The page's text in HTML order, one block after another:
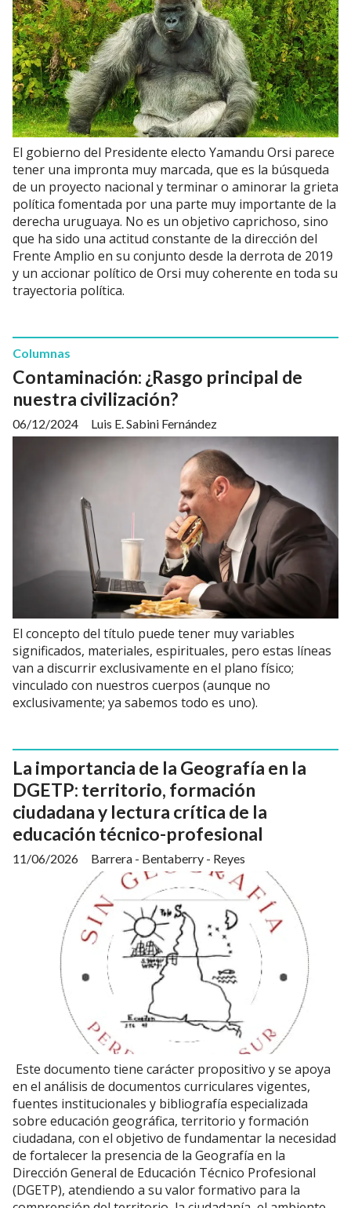
El gobierno del Presidente electo Yamandu Orsi parece
tener una impronta muy marcada, que es la búsqueda
de un proyecto nacional y terminar o aminorar la grieta
política fomentada por una parte muy importante de la
derecha uruguaya. No es un objetivo caprichoso, sino
que ha sido una actitud constante de la dirección del
Frente Amplio en su conjunto desde la derrota de 2019
y un accionar político de Orsi muy coherente en toda su
trayectoria política.
Contaminación: ¿Rasgo principal de
nuestra civilización?
Luis E. Sabini Fernández
Columnas
06/12/2024
El concepto del título puede tener muy variables
significados, materiales, espirituales, pero estas líneas
van a discurrir exclusivamente en el plano físico;
vinculado con nuestros cuerpos (aunque no
exclusivamente; ya sabemos todo es uno).
La importancia de la Geografía en la
DGETP: territorio, formación
ciudadana y lectura crítica de la
educación técnico-profesional
Barrera - Bentaberry - Reyes
11/06/2026
Este documento tiene carácter propositivo y se apoya
en el análisis de documentos curriculares vigentes,
fuentes institucionales y bibliografía especializada
sobre educación geográfica, territorio y formación
ciudadana, con el objetivo de fundamentar la necesidad
de fortalecer la presencia de la Geografía en la
Dirección General de Educación Técnico Profesional
(DGETP), atendiendo a su valor formativo para la